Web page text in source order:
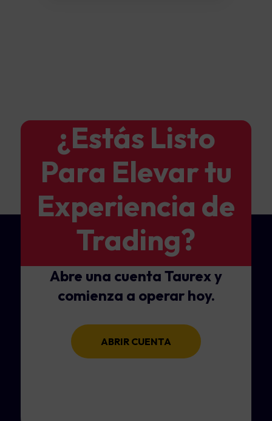
¿Estás Listo
Para Elevar tu
Experiencia de
Trading?
Abre una cuenta Taurex y
comienza a operar hoy.
ABRIR CUENTA